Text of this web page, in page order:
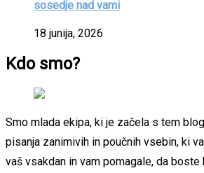
sosedje nad vami
18 junija, 2026
Kdo smo?
Smo mlada ekipa, ki je začela s tem
pisanja zanimivih in poučnih vsebin, ki
vaš vsakdan in vam pomagale, da